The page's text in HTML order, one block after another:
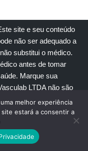
site e seu conteúdo
não ser adequado a
substitui o médico.
antes de tomar
Marque sua
LTDA não são
por terceiras
Anti-SPAM e de
Dr. Alexandre Amato-
: Dra. Marisa Amato
melhor experiência
estará a consentir a